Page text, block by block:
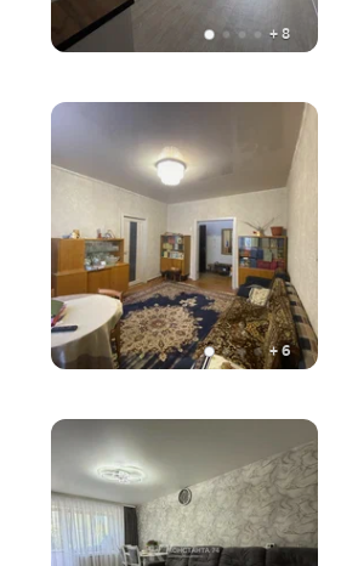
+ 8
+6